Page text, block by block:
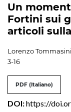
Un
Fortini sui
articoli
Lorenzo Tommasini
3-16
PDF (Italiano)
DOI:https://